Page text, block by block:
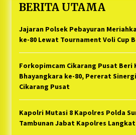
BERITA UTAMA
Jajaran Polsek Pebayuran
ke-80 Lewat Tournament Voli Cup
Forkopimcam Cikarang Pusat Beri
Bhayangkara ke-80, Pererat
Cikarang Pusat
Kapolri Mutasi 8 Kapolres Polda
Tambunan Jabat Kapolres Langkat